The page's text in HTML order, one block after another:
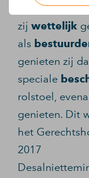
door het
zij wettelijk
als
genieten zij
speciale
rolstoel,
genieten. Dit
het
2017